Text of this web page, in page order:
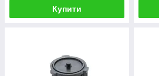
ПОГОДЖЕННЯ ДЕТАЛЕЙ
Купити